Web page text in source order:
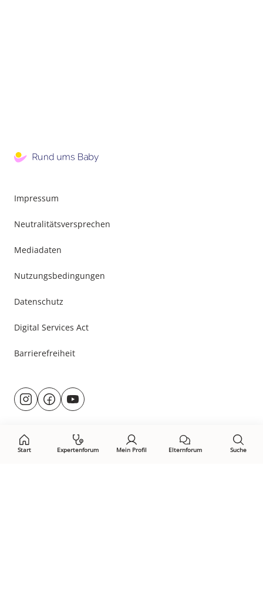
Start Expertenforum Mein Profil Elternforum Suche
Impressum
Neutralitätsversprechen
Mediadaten
Nutzungsbedingungen
Datenschutz
Digital Services Act
Barrierefreiheit
Besuche
uns@rund.ums.baby
facebook.com/rundumsbaby.de
youtube.com/@rundumsbaby_